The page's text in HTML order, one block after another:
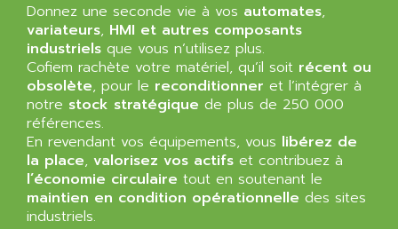
Donnez une seconde vie à vos automates,
variateurs, HMI et autres composants
industriels que vous n’utilisez plus.
Cofiem rachète votre matériel, qu’il soit récent ou
obsolète, pour le reconditionner et l’intégrer à
notre stock stratégique de plus de 250 000
références.
En revendant vos équipements, vous libérez de
la place, valorisez vos actifs et contribuez à
l’économie circulaire tout en soutenant le
maintien en condition opérationnelle des sites
industriels.